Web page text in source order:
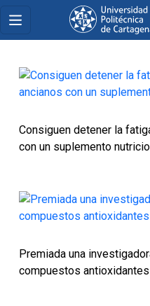
Consiguen detener la
con un suplemento
Premiada una
compuestos